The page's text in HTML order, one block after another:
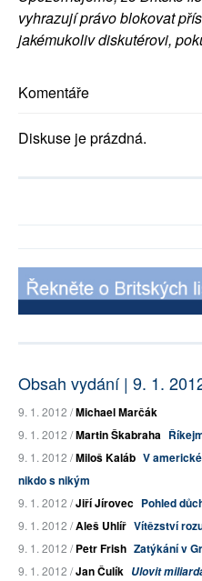
vyhrazují právo blokovat
jakémukoliv diskutérovi,
Komentáře
Diskuse je prázdná.
Obsah vydání | 9. 1.
9. 1. 2012 /Michael Marčák
9. 1. 2012 /Martin Škabraha
9. 1. 2012 /Miloš Kaláb V
nikdo s nikým
9. 1. 2012 /Jiří Jírovec Pohled
9. 1. 2012 /Aleš Uhlíř Vítězství
9. 1. 2012 /Petr Frish Zatýkání v
9. 1. 2012 /Jan Čulík Ulovit